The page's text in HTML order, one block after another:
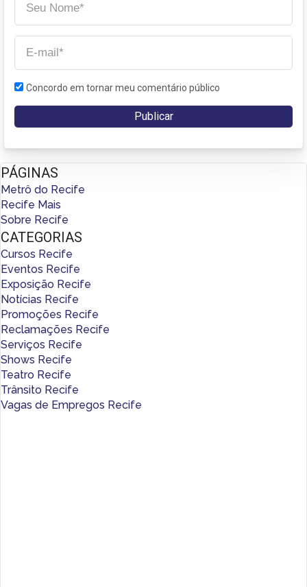
Concordo em tornar meu comentário público
PÁGINAS
Metrô do Recife
Recife Mais
Sobre Recife
CATEGORIAS
Cursos Recife
Eventos Recife
Exposição Recife
Notícias Recife
Promoções Recife
Reclamações Recife
Serviços Recife
Shows Recife
Teatro Recife
Trânsito Recife
Vagas de Empregos Recife